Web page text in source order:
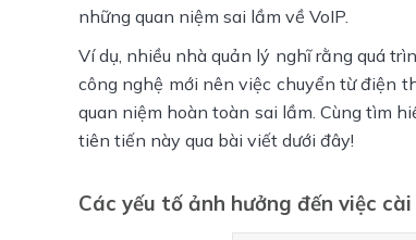
những quan niệm sai lầm về VoIP.
Ví dụ, nhiều nhà quản lý nghĩ rằng quá
công nghệ mới nên việc chuyển từ điện
quan niệm hoàn toàn sai lầm. Cùng tìm
tiên tiến này qua bài viết dưới đây!
Các yếu tố ảnh hưởng đến việc